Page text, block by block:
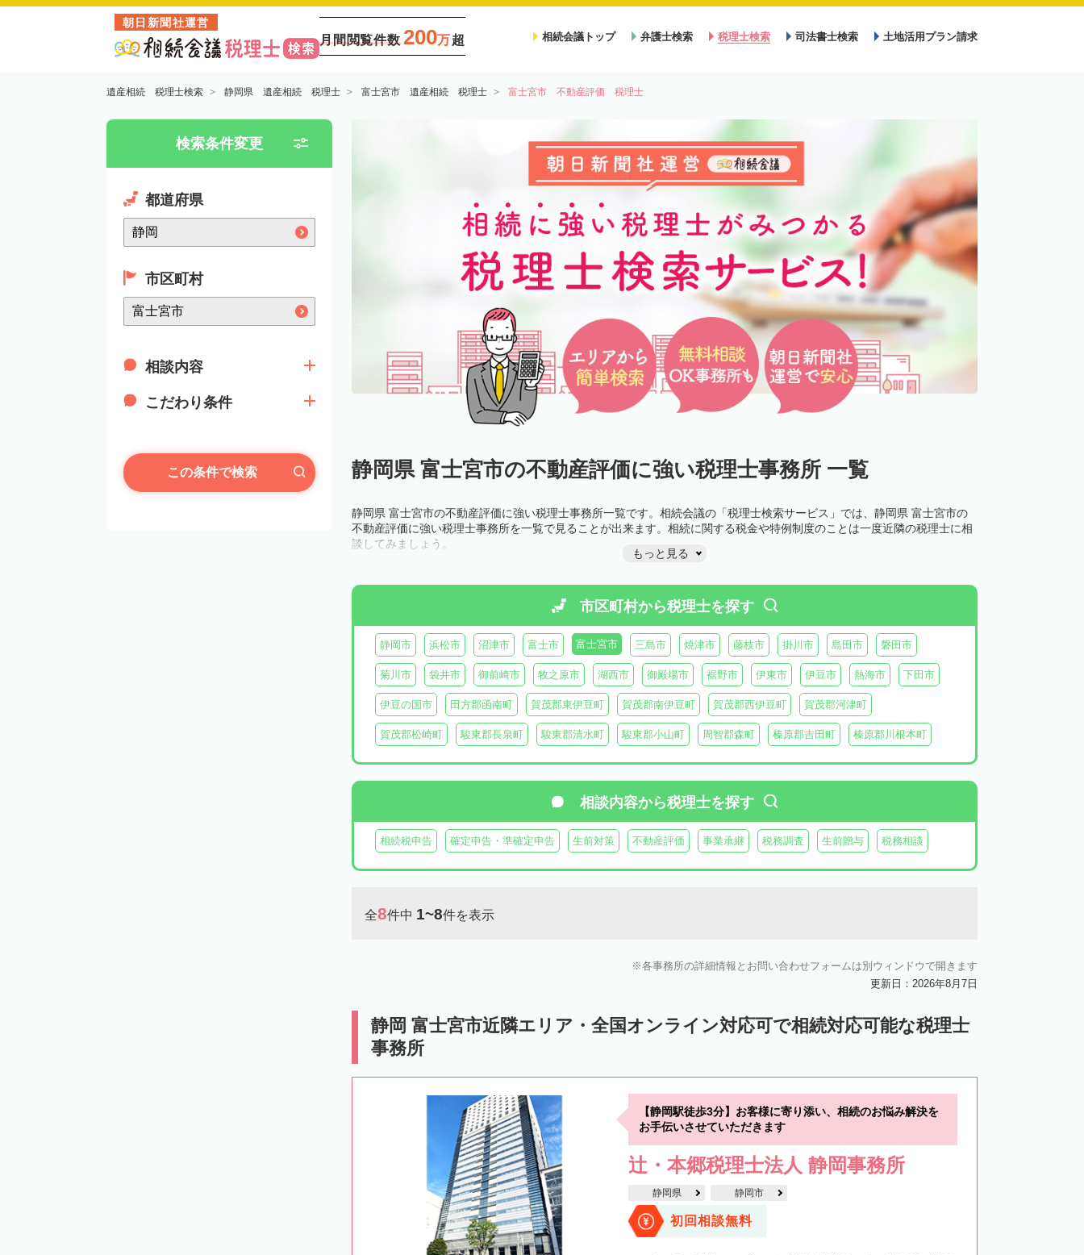
朝日新聞社運営
月間閲覧件数 200万超 相続会議トップ 弁護士検索 税理士検索 司法書士検索 土地活用プラン請求
遺産相続 税理士検索 静岡県 遺産相続 税理士 富士宮市 遺産相続 税理士 富士宮市 不動産評価 税理士
検索条件変更
都道府県
市区町村
相談内容
こだわり条件
この条件で検索 静岡県 富士宮市の不動産評価に強い税理士事務所 一覧
静岡県 富士宮市の不動産評価に強い税理士事務所一覧です。相続会議の「税理士検索サービス」では、静岡県 富士宮市の
不動産評価に強い税理士事務所を一覧で見ることが出来ます。相続に関する税金や特例制度のことは一度近隣の税理士に相
談してみましょう。
もっと見る
市区町村から税理士を探す
静岡市 浜松市 沼津市 富士市 富士宮市 三島市 焼津市 藤枝市 掛川市 島田市 磐田市
菊川市 袋井市 御前崎市 牧之原市 湖西市 御殿場市 裾野市 伊東市 伊豆市 熱海市 下田市
伊豆の国市 田方郡函南町 賀茂郡東伊豆町 賀茂郡南伊豆町 賀茂郡西伊豆町 賀茂郡河津町
賀茂郡松崎町 駿東郡長泉町 駿東郡清水町 駿東郡小山町 周智郡森町 榛原郡吉田町 榛原郡川根本町
相談内容から税理士を探す
相続税申告 確定申告・準確定申告 生前対策 不動産評価 事業承継 税務調査 生前贈与 税務相談
全8件中 1~8件を表示
各事務所の詳細情報とお問い合わせフォームは別ウィンドウで開きます
更新日：2026年8月7日
静岡 富士宮市近隣エリア・全国オンライン対応可で相続対応可能な税理士
事務所
【静岡駅徒歩3分】お客様に寄り添い、相続のお悩み解決を
お手伝いさせていただきます
辻・本郷税理士法人 静岡事務所
静岡県 静岡市
初回相談無料